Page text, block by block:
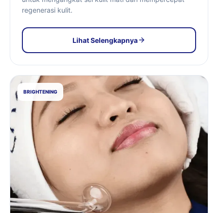
regenerasi kulit.
Lihat Selengkapnya
BRIGHTENING